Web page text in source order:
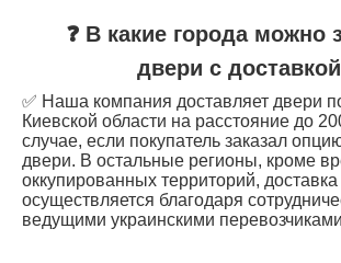
❓ В какие города можно
двери с
✅ Наша компания доставляет двери
Киевской области на расстояние до
случае, если покупатель заказал
двери. В остальные регионы, кроме
оккупированных территорий, доставка
осуществляется благодаря
ведущими украинскими